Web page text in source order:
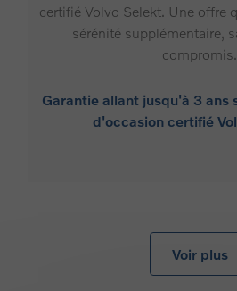
certifié Volvo Selekt. Une offre
sérénité supplémentaire,
compromis.
Garantie allant jusqu'à 3 ans
d'occasion certifié
Voir plus